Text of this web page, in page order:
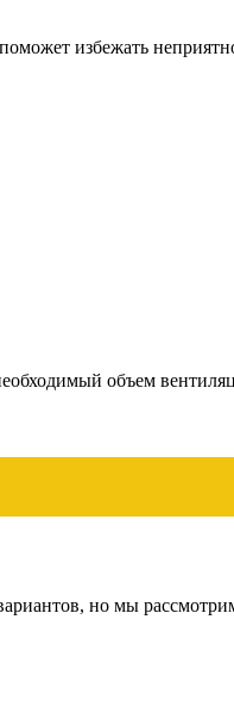
избежать
объем
но мы